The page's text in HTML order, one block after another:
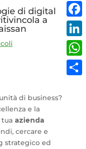
di digital
a
di business?
e la
azienda
cercare e
strategico ed